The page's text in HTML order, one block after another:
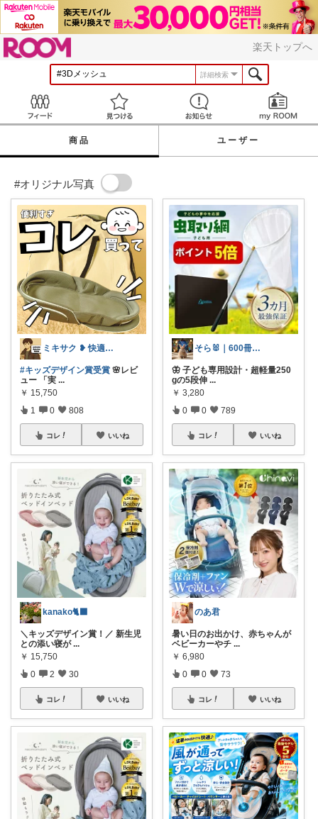
楽天トップへ
詳細検索
見つける お知らせ
商品 ユーザー
#オリジナル写真
ミキサク ❥ 快適生活 ❥ 1歳児子育て
#キッズデザイン賞受賞 🌸レビ
ュー 「実 ...
￥ 15,750
1 0 808
コレ いいね
kanako🐈‍⬛
＼キッズデザイン賞！／ 新生児
との添い寝が ...
￥ 15,750
0 2 30
コレ いいね
そら🐰｜600冊読んだ絵本好きママ
🦋 子ども専用設計・超軽量250
gの5段伸 ...
￥ 3,280
0 0 789
コレ いいね
のあ君
暑い日のお出かけ、赤ちゃんが
ベビーカーやチ ...
￥ 6,980
0 0 73
コレ いいね